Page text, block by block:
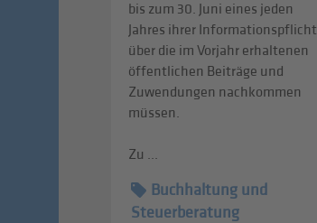
bis zum 30. Juni eines jeden
Jahres ihrer Informationspflicht
über die im Vorjahr erhaltenen
öffentlichen Beiträge und
Zuwendungen nachkommen
müssen.
Zu ...
Buchhaltung und
Steuerberatung